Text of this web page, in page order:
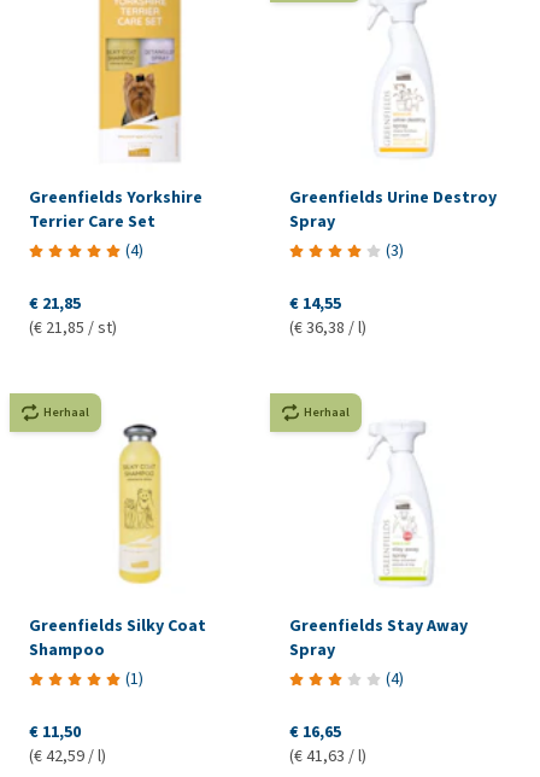
Greenfields Yorkshire
Terrier Care Set
(4)
€ 21,85
(€ 21,85 / st)
Greenfields Urine Destroy
Spray
(3)
€ 14,55
(€ 36,38 / l)
Herhaal
Greenfields Silky Coat
Shampoo
(1)
€ 11,50
(€ 42,59 / l)
Herhaal
Greenfields Stay Away
Spray
(4)
€ 16,65
(€ 41,63 / l)